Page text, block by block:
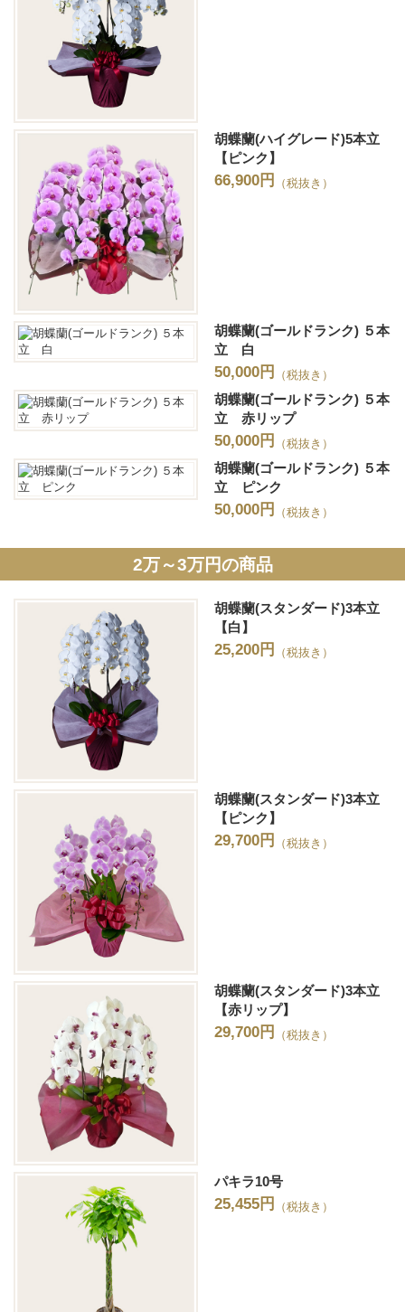
胡蝶蘭(ハイグレード)5本立
【ピンク】
66,900円 （税抜き）
胡蝶蘭(ゴールドランク) ５本
立 白
50,000円 （税抜き）
胡蝶蘭(ゴールドランク) ５本
立 赤リップ
50,000円 （税抜き）
胡蝶蘭(ゴールドランク) ５本
立 ピンク
50,000円 （税抜き）
2万～3万円の商品
胡蝶蘭(スタンダード)3本立
【白】
25,200円 （税抜き）
胡蝶蘭(スタンダード)3本立
【ピンク】
29,700円 （税抜き）
胡蝶蘭(スタンダード)3本立
【赤リップ】
29,700円 （税抜き）
パキラ10号
25,455円 （税抜き）